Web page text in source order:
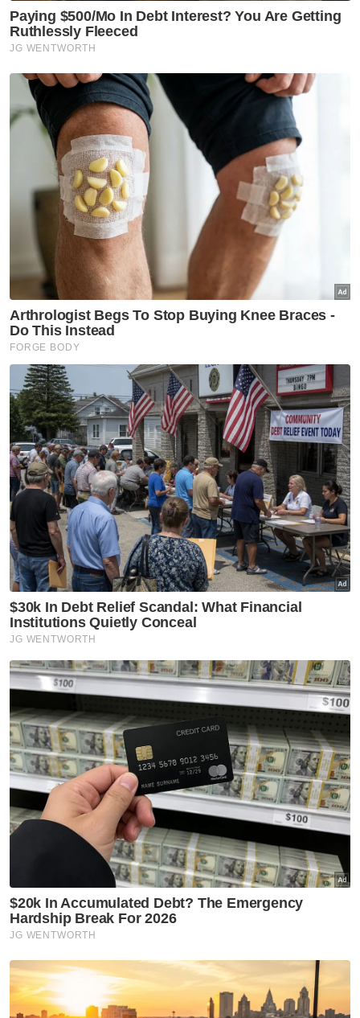
Keputusan AS tidak luntur komitmen Malaysia
terhadap isu perubahan iklim
pelaburan AI dan pusat data
Selain itu, Anwar berkata, LIMA'25 turut
menawarkan platform penting untuk
mempamerkan kemajuan terkini dan
memupuk kerjasama antara negara dan
industri pertahanan, di peringkat global serta
dalam ekosistem Malaysia sendiri.
Dengan 860 pempamer mengambil
bahagian dalam edisi tahun ini, Anwar
menyifatkan LIMA sebagai satu daripada
pameran aeroangkasa pertahanan dan
komersil terulung dunia, yang memberi
peluang untuk menyokong perusahaan
tempatan sambil meningkatkan keupayaan
strategik Malaysia.
Beliau berkata, pameran itu bukan hanya
berkaitan pertunjukan ketenteraan tetapi
juga mengenai membina usaha sama,
menyokong industri tempatan dan bagi
mempelajari perkembangan terkini inovasi
untuk keselamatan negara dan serantau.
Berita Telus & Tulus menerusi E-Mel setiap
hari!